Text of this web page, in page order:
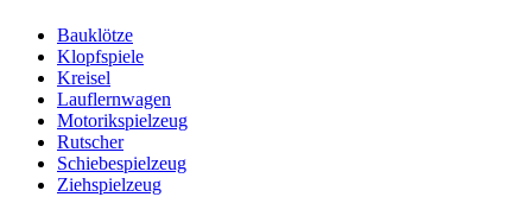
Bauklötze
Klopfspiele
Kreisel
Lauflernwagen
Motorikspielzeug
Rutscher
Schiebespielzeug
Ziehspielzeug